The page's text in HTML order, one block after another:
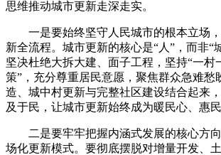
思维推动城市更新走深走实。
一是要始终坚守人民城市的根本立场，
新全流程。城市更新的核心是“人”，而非“
坚决杜绝大拆大建、面子工程，坚持“一村
策”，充分尊重居民意愿，聚焦群众急难愁
造、城中村更新与完整社区建设结合起来
及于民，让城市更新始终成为暖民心、惠
二是要牢牢把握内涵式发展的核心方向
场化更新模式。要彻底摆脱对增量开发、